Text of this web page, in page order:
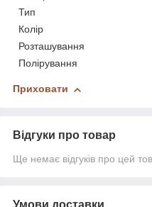
Тип
Колір
Розташування
Полірування
Приховати
Відгуки про товар
Ще немає відгуків про цей